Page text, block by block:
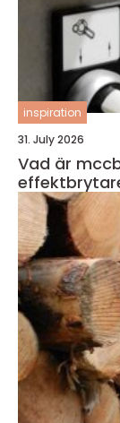
inspiration
31. July 2026
Vad är